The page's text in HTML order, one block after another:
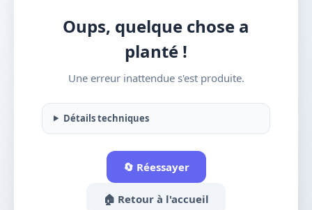
Oups, quelque chose a
planté !
Une erreur inattendue s'est produite.
Détails techniques
🔄 Réessayer
🏠 Retour à l'accueil